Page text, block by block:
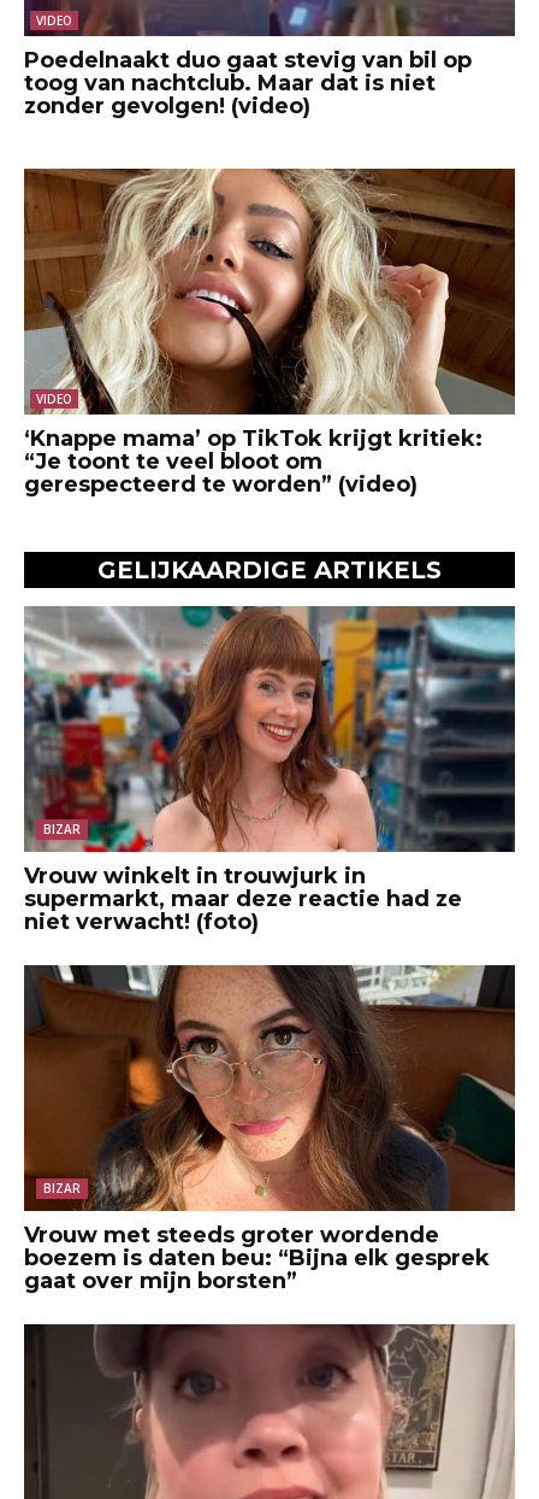
VIDEO
Poedelnaakt duo gaat stevig van bil op
toog van nachtclub. Maar dat is niet
zonder gevolgen! (video)
VIDEO
‘Knappe mama’ op TikTok krijgt kritiek:
“Je toont te veel bloot om
gerespecteerd te worden” (video)
GELIJKAARDIGE ARTIKELS
BIZAR
Vrouw winkelt in trouwjurk in
supermarkt, maar deze reactie had ze
niet verwacht! (foto)
BIZAR
Vrouw met steeds groter wordende
boezem is daten beu: “Bijna elk gesprek
gaat over mijn borsten”